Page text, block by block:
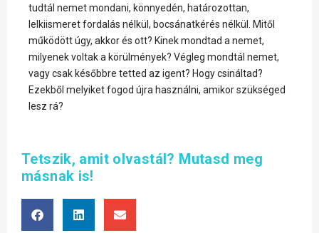
tudtál nemet mondani, könnyedén, határozottan,
lelkiismeret fordalás nélkül, bocsánatkérés nélkül. Mitől
működött úgy, akkor és ott? Kinek mondtad a nemet,
milyenek voltak a körülmények? Végleg mondtál nemet,
vagy csak későbbre tetted az igent? Hogy csináltad?
Ezekből melyiket fogod újra használni, amikor szükséged
lesz rá?
Tetszik, amit olvastál? Mutasd meg
másnak is!